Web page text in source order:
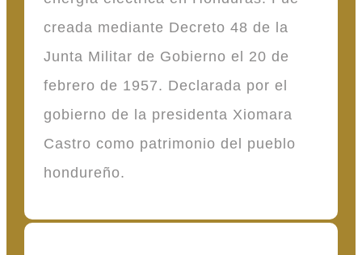
creada mediante Decreto 48 de la
Junta Militar de Gobierno el 20 de
febrero de 1957. Declarada por el
gobierno de la presidenta Xiomara
Castro como patrimonio del pueblo
hondureño.